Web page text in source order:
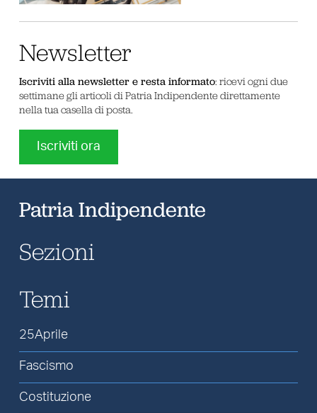
Newsletter
Iscriviti alla newsletter e resta informato: ricevi ogni due
settimane gli articoli di Patria Indipendente direttamente
nella tua casella di posta.
Iscriviti ora
Patria Indipendente
Sezioni
Temi
25Aprile
Fascismo
Costituzione